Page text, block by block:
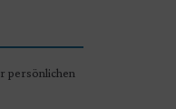
persönlichen